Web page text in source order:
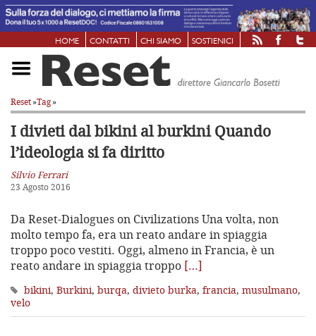
HOME CONTATTI CHI SIAMO SOSTIENICI
Reset»Tag»
I divieti dal bikini al burkiniQuando
l’ideologia si fa diritto
Silvio Ferrari
23 Agosto 2016
Da Reset-Dialogues on Civilizations Una volta, non
molto tempo fa, era un reato andare in spiaggia
troppo poco vestiti. Oggi, almeno in Francia, è un
reato andare in spiaggia troppo […]
bikini, Burkini, burqa, divieto burka, francia, musulmano,
velo